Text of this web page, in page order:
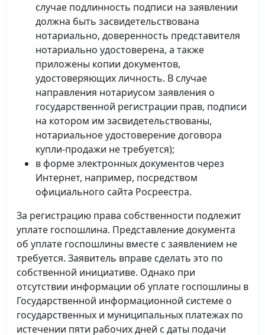
случае подлинность подписи на заявлении
должна быть засвидетельствована
нотариально, доверенность представителя
нотариально удостоверена, а также
приложены копии документов,
удостоверяющих личность. В случае
направления нотариусом заявления о
государственной регистрации прав, подписи
на котором им засвидетельствованы,
нотариальное удостоверение договора
купли-продажи не требуется);
в форме электронных документов через
Интернет, например, посредством
официального сайта Росреестра.
За регистрацию права собственности подлежит
уплате госпошлина. Представление документа
об уплате госпошлины вместе с заявлением не
требуется. Заявитель вправе сделать это по
собственной инициативе. Однако при
отсутствии информации об уплате госпошлины в
Государственной информационной системе о
государственных и муниципальных платежах по
истечении пяти рабочих дней с даты подачи